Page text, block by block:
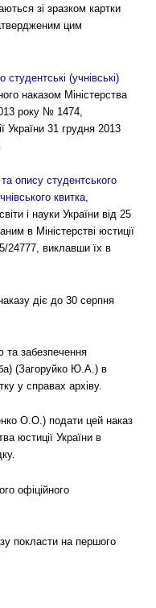
зі зразком картки
цим
(учнівські)
наказом Міністерства
року № 1474,
України 31 грудня 2013
опису студентського
квитка,
і науки України від 25
в Міністерстві юстиції
24777, виклавши їх в
діє до 30 серпня
та забезпечення
(Загоруйко Ю.А.) в
у справах архіву.
О.О.) подати цей наказ
юстиції України в
офіційного
покласти на першого